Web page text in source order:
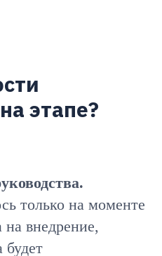
этапе?
только на моменте
на внедрение,
будет